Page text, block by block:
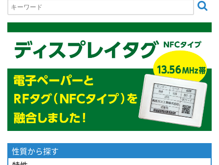
性質から探す